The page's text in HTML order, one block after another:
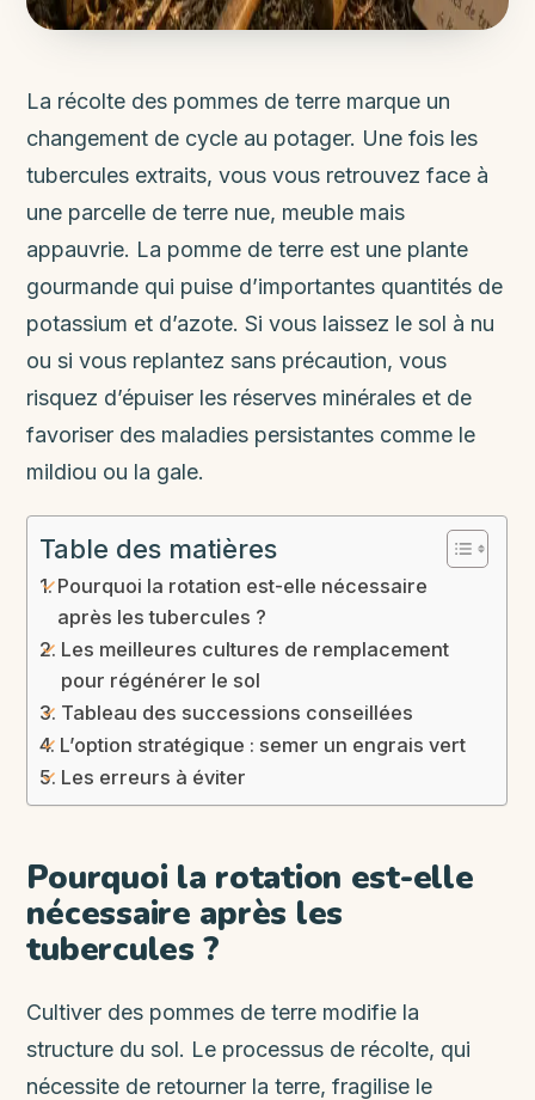
La récolte des pommes de terre marque un
changement de cycle au potager. Une fois les
tubercules extraits, vous vous retrouvez face à
une parcelle de terre nue, meuble mais
appauvrie. La pomme de terre est une plante
gourmande qui puise d’importantes quantités de
potassium et d’azote. Si vous laissez le sol à nu
ou si vous replantez sans précaution, vous
risquez d’épuiser les réserves minérales et de
favoriser des maladies persistantes comme le
mildiou ou la gale.
Table des matières
Pourquoi la rotation est-elle nécessaire
après les tubercules ?
Les meilleures cultures de remplacement
pour régénérer le sol
Tableau des successions conseillées
L’option stratégique : semer un engrais vert
Les erreurs à éviter
Pourquoi la rotation est-elle
nécessaire après les
tubercules ?
Cultiver des pommes de terre modifie la
structure du sol. Le processus de récolte, qui
nécessite de retourner la terre, fragilise le